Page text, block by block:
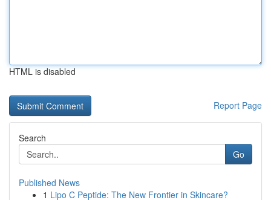
HTML is disabled
Report Page
Search
Go
Published News
1 Lipo C Peptide: The New Frontier in Skincare?